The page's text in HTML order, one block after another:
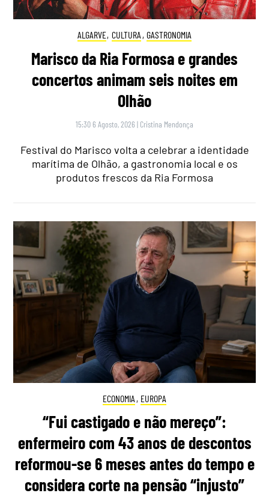
ALGARVE, CULTURA , GASTRONOMIA
Marisco da Ria Formosa e grandes
concertos animam seis noites em
Olhão
15:30 6 Agosto, 2026 | Cristina Mendonça
Festival do Marisco volta a celebrar a identidade
marítima de Olhão, a gastronomia local e os
produtos frescos da Ria Formosa
ECONOMIA , EUROPA
“Fui castigado e não mereço”:
enfermeiro com 43 anos de descontos
reformou-se 6 meses antes do tempo e
considera corte na pensão “injusto”